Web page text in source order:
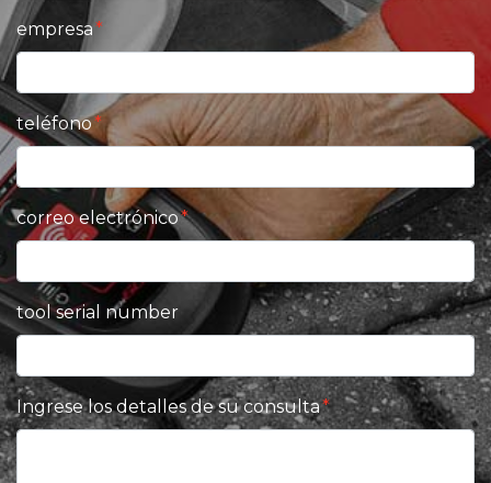
empresa
teléfono
correo electrónico
tool serial number
Ingrese los detalles de su consulta